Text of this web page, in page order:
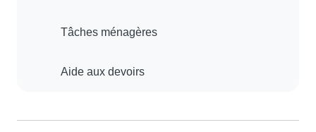
Tâches ménagères
Aide aux devoirs